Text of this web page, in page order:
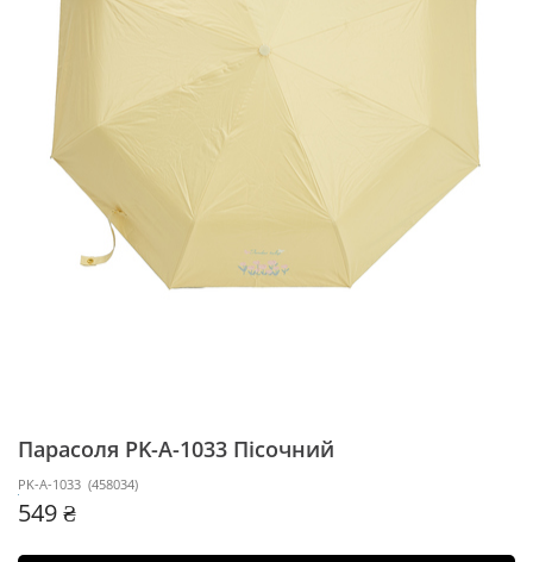
Парасоля PK-A-1033 Пісочний
PK-A-1033 (458034)
549 ₴